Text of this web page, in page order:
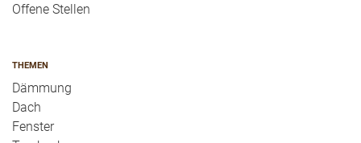
Offene Stellen
THEMEN
Dämmung
Dach
Fenster